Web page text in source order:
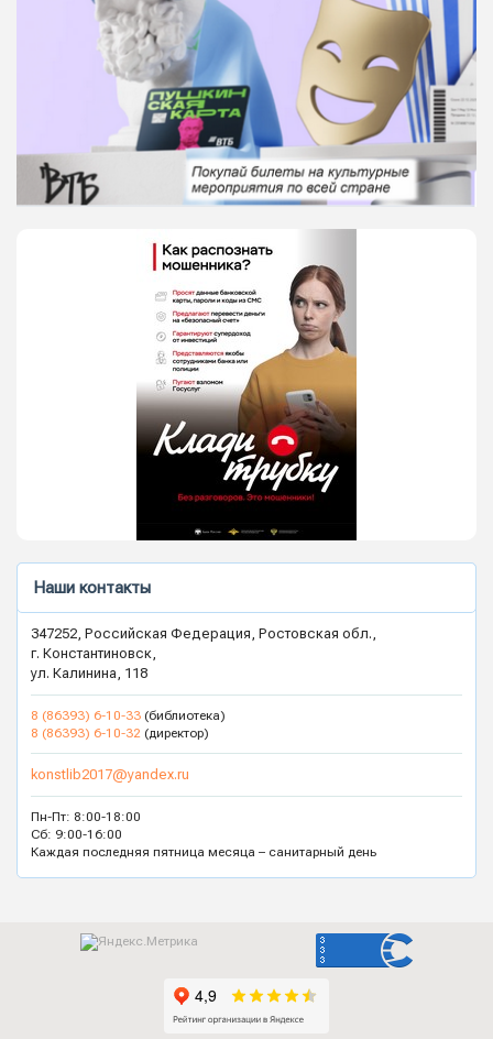
Наши контакты
347252, Российская Федерация, Ростовская обл.,
г. Константиновск,
ул. Калинина, 118
8 (86393) 6-10-33 (библиотека)
8 (86393) 6-10-32 (директор)
konstlib2017@yandex.ru
Пн-Пт: 8:00-18:00
Сб: 9:00-16:00
Каждая последняя пятница месяца – санитарный день